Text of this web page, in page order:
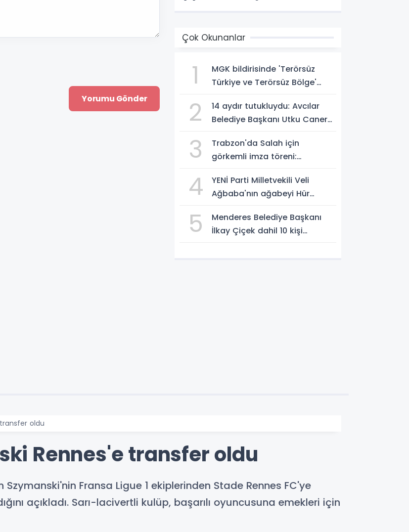
Çok Okunanlar
1
MGK bildirisinde 'Terörsüz
Türkiye ve Terörsüz Bölge'
2
14 aydır tutukluydu: Avcılar
Belediye Başkanı Utku Caner
3
Trabzon'da Salah için
görkemli imza töreni:
sabırsızlanıyorum'
4
YENİ Parti Milletvekili Veli
Ağbaba'nın ağabeyi Hür
5
Menderes Belediye Başkanı
İlkay Çiçek dahil 10 kişi
oldu
Rennes'e transfer oldu
Szymanski'nin Fransa Ligue 1 ekiplerinden Stade Rennes FC'ye
açıkladı. Sarı-lacivertli kulüp, başarılı oyuncusuna emekleri için